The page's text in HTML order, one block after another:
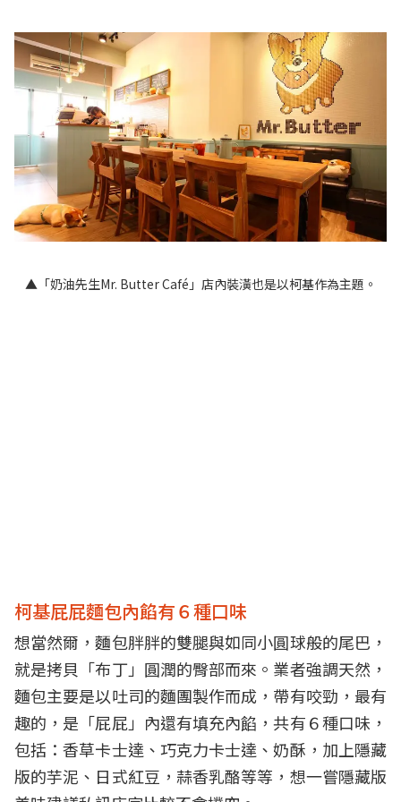
▲「奶油先生Mr. Butter Café」店內裝潢也是以柯基作為主題。
柯基屁屁麵包內餡有６種口味
想當然爾，麵包胖胖的雙腿與如同小圓球般的尾巴，
就是拷貝「布丁」圓潤的臀部而來。業者強調天然，
麵包主要是以吐司的麵團製作而成，帶有咬勁，最有
趣的，是「屁屁」內還有填充內餡，共有６種口味，
包括：香草卡士達、巧克力卡士達、奶酥，加上隱藏
版的芋泥、日式紅豆，蒜香乳酪等等，想一嘗隱藏版